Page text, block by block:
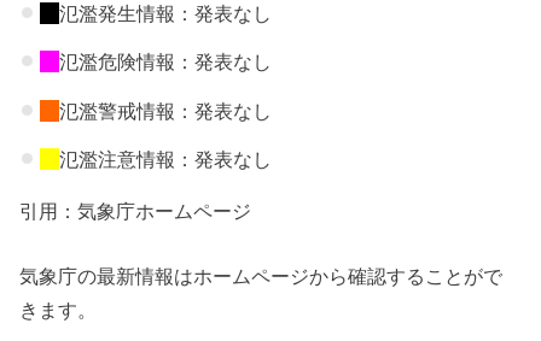
氾濫発生情報：発表なし
氾濫危険情報：発表なし
氾濫警戒情報：発表なし
氾濫注意情報：発表なし
引用：気象庁ホームページ
気象庁の最新情報はホームページから確認することがで
きます。